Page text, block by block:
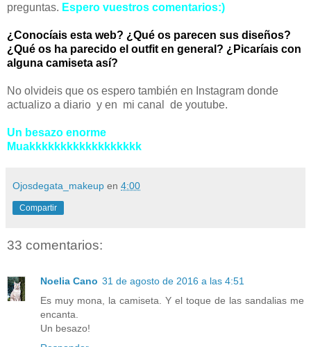
preguntas. Espero vuestros comentarios:)
¿Conocíais esta web? ¿Qué os parecen sus diseños?
¿Qué os ha parecido el outfit en general? ¿Picaríais con
alguna camiseta así?
No olvideis que os espero también en Instagram donde
actualizo a diario y en mi canal de youtube.
Un besazo enorme
Muakkkkkkkkkkkkkkkkkk
Ojosdegata_makeup en 4:00
Compartir
33 comentarios:
Noelia Cano 31 de agosto de 2016 a las 4:51
Es muy mona, la camiseta. Y el toque de las sandalias me
encanta.
Un besazo!